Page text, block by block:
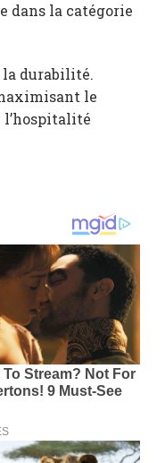
dans la catégorie
la durabilité.
le
l’hospitalité